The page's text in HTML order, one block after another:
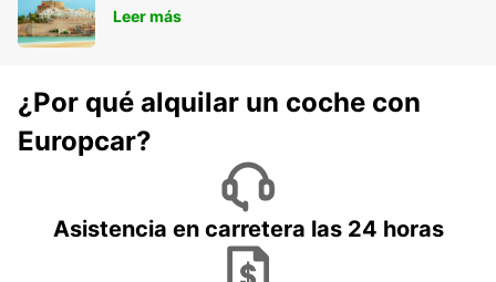
Leer más
¿Por qué alquilar un coche con
Europcar?
Asistencia en carretera las 24 horas